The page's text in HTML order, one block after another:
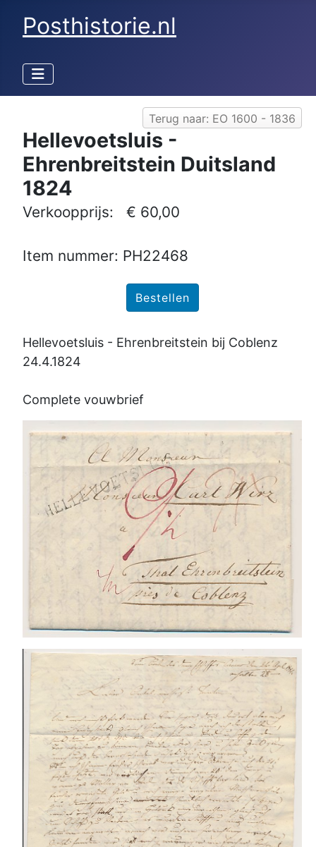
Posthistorie.nl
Terug naar: EO 1600 - 1836
Hellevoetsluis -
Ehrenbreitstein Duitsland
1824
Verkoopprijs: € 60,00
Item nummer: PH22468
Hellevoetsluis - Ehrenbreitstein bij Coblenz
24.4.1824
Complete vouwbrief